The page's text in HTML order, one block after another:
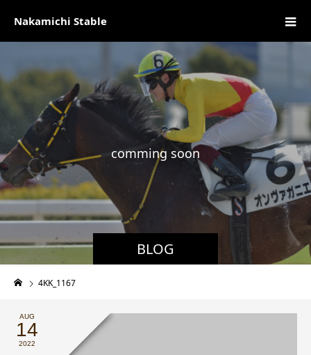
Nakamichi Stable
BLOG
m in g soon
現
4KK_1167
AUG
14
2022